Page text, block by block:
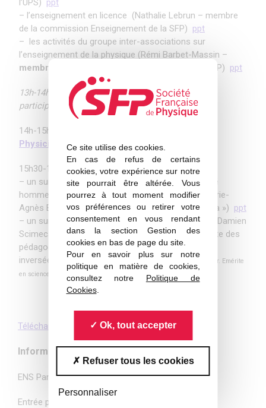
Ce site utilise des cookies.
En cas de refus de certains
cookies, votre expérience sur notre
site pourrait être altérée. Vous
pourrez à tout moment modifier
vos préférences ou retirer votre
consentement en vous rendant
dans la section Gestion des
cookies en bas de page du site.
Pour en savoir plus sur notre
politique en matière de cookies,
consultez notre Politique de
Cookies.
Ok, tout accepter
Refuser tous les cookies
Personnaliser
l’UPS) ppt
– l’enseignement en licence (Nathalie Lebrun – membre
de la commission Enseignement de la SFP) ppt
– les activités du groupe inter-associations sur
l’enseignement de la physique (Rémi Barbet-Massin –
membre
de la commission Enseignement de la SFP) ppt
13h-14h Déjeuner cocktail buffet à l’ENS avec les
participant(e)s du French Physicist’s Tournament
14h-15h30
Physicist’s Tournament
15h30-16h15 Deux exposés:
– un sur lesstéréotypes de genre, frein à l’égalité
hommes-femmes en physique et en sciences (Marie-
Agnès Bernardis – coordinatrice du projet « Hypatia ») ppt
– un sur lesnouvelles pédagogiesen sciences
(Damien
Scimeca – professeur de physique-chimie et adepte des
pédagogies actives telles que les « classes
inversées ») ppt
Sources – Présentation Marcel LEBRUN (Pr. Emérite
en sciences de l’éducation à l’université catholique de Louvain)
Télécharger l’affiche
Informations pratiques :
ENS Paris – Amphi Jaurès
Entrée par le 24 rue Lhomond 75005 Paris